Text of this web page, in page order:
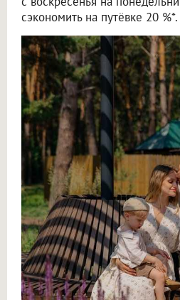
сэкономить на путёвке 20 %*.